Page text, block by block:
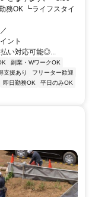
務OK ┗ライフスタイ
ント
い対応可能◎...
副業・WワークOK
支援あり
フリーター歓迎
即日勤務OK
平日のみOK